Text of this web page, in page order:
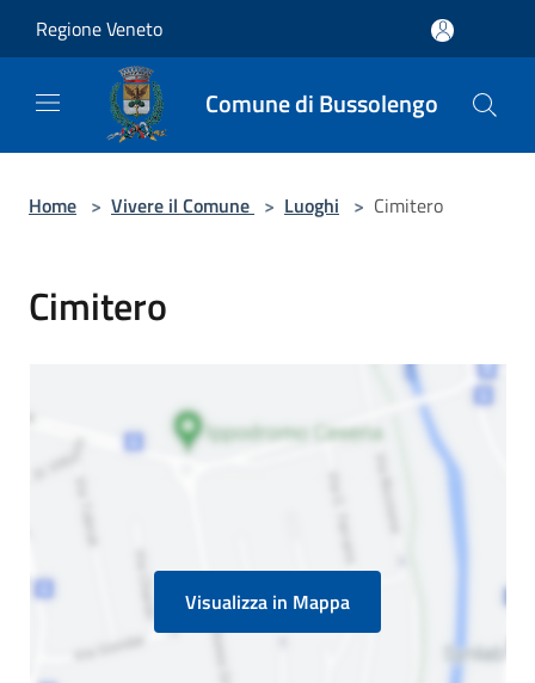
Regione Veneto
Comune di Bussolengo
Home > Vivere il Comune > Luoghi > Cimitero
Cimitero
Visualizza in Mappa